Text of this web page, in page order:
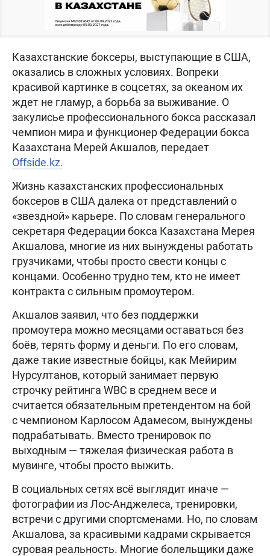
Казахстанские боксеры, выступающие в США,
оказались в сложных условиях. Вопреки
красивой картинке в соцсетях, за океаном их
ждет не гламур, а борьба за выживание. О
закулисье профессионального бокса рассказал
чемпион мира и функционер Федерации бокса
Казахстана Мерей Акшалов, передает
Offside.kz.
Жизнь казахстанских профессиональных
боксеров в США далека от представлений о
«звездной» карьере. По словам генерального
секретаря Федерации бокса Казахстана Мерея
Акшалова, многие из них вынуждены работать
грузчиками, чтобы просто свести концы с
концами. Особенно трудно тем, кто не имеет
контракта с сильным промоутером.
Акшалов заявил, что без поддержки
промоутера можно месяцами оставаться без
боёв, терять форму и деньги. По его словам,
даже такие известные бойцы, как Мейирим
Нурсултанов, который занимает первую
строчку рейтинга WBC в среднем весе и
считается обязательным претендентом на бой
с чемпионом Карлосом Адамесом, вынуждены
подрабатывать. Вместо тренировок по
выходным — тяжелая физическая работа в
мувинге, чтобы просто выжить.
В социальных сетях всё выглядит иначе —
фотографии из Лос-Анджелеса, тренировки,
встречи с другими спортсменами. Но, по словам
Акшалова, за красивыми кадрами скрывается
суровая реальность. Многие болельщики даже